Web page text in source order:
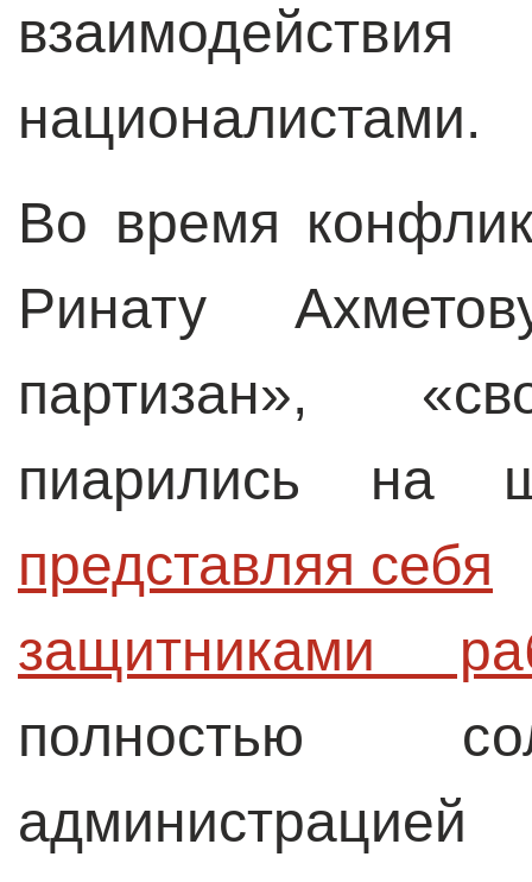
националистами.
Во время
Ринату
партизан»,
пиарились на
представляя себя
защитниками
полностью